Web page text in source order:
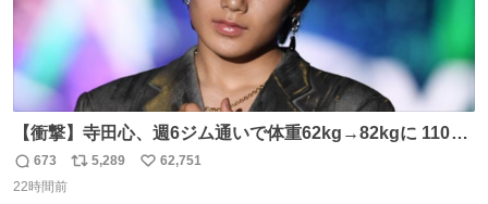
【衝撃】寺田心、週6ジム通いで体重62kg→82kgに 110kg
のベンチプレス持ち上げる姿披露
news.livedoor.com/article/detail… 元々自重のみだった
返
信
673
リ
5,289
い
62,751
22時間前